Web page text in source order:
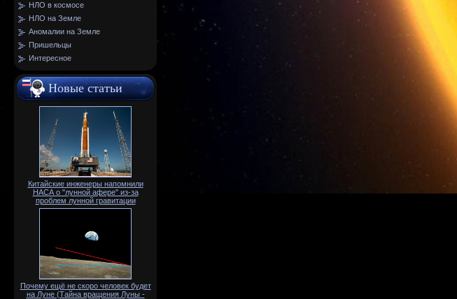
НЛО в космосе
НЛО на Земле
Аномалии на Земле
Пришельцы
Интересное
Новые статьи
Китайские инженеры напомнили
НАСА о "лунной афере" из-за
проблем лунной гравитации
Почему ещё не скоро человек будет
на Луне (Тайна вращения Луны -